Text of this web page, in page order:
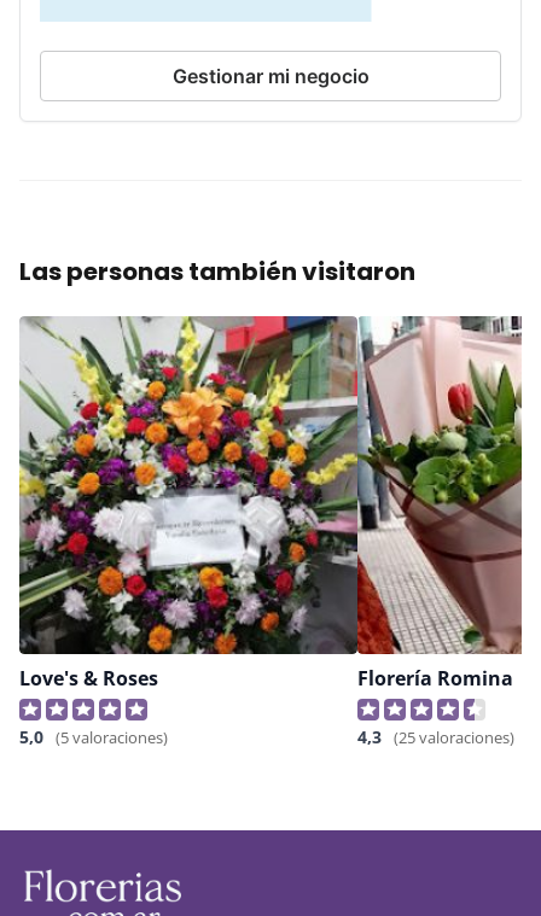
Gestionar mi negocio
Las personas también visitaron
Love's & Roses
5,0 (5 valoraciones)
Florería Romina
4,3 (25 valoraciones)